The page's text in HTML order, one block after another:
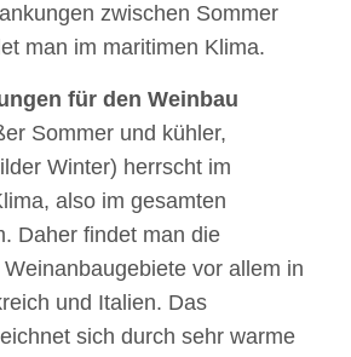
zwischen Sommer
man im maritimen Klima.
für den Weinbau
Sommer und kühler,
Winter) herrscht im
also im gesamten
Daher findet man die
vor allem in
und Italien. Das
sich durch sehr warme